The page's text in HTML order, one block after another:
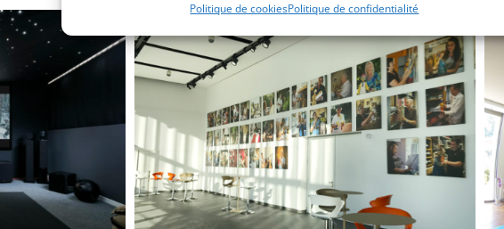
Politique de cookiesPolitique de confidentialité